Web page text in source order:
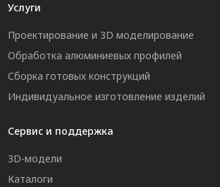
Услуги
Проектирование и 3D моделирование
Обработка алюминиевых профилей
Сборка готовых конструкций
Индивидуальное изготовление изделий
Сервис и поддержка
3D-модели
Каталоги